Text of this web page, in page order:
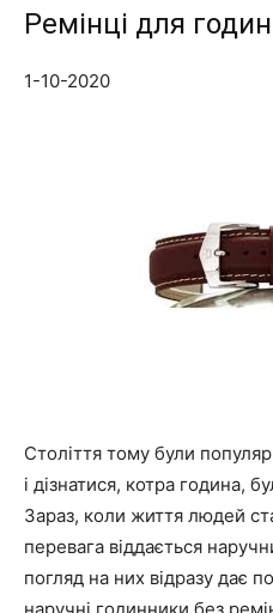
Ремінці для
1-10-2020
Століття тому були
і дізнатися, котра година,
Зараз, коли життя людей
перевага віддається
погляд на них відразу дає